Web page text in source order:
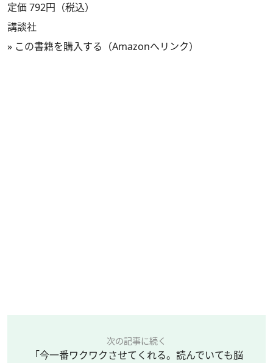
定価 792円（税込）
講談社
» この書籍を購入する（Amazonへリンク）
次の記事に続く
「今一番ワクワクさせてくれる。読んでいても脳